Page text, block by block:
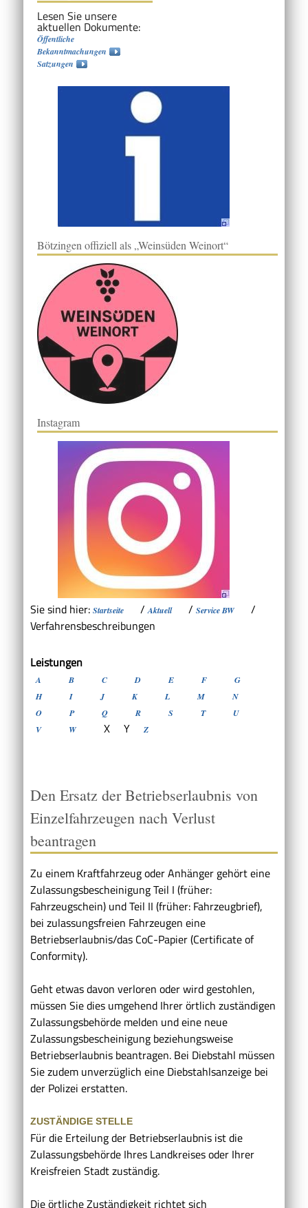
Lesen Sie unsere
aktuellen Dokumente:
Öffentliche
Bekanntmachungen
Satzungen
Bötzingen offiziell als „Weinsüden Weinort“
Instagram
Sie sind hier: Startseite /Aktuell / Service BW
/
Verfahrensbeschreibungen
Leistungen
A B C D E F
G
H
I J K L M
N
O
P Q R S T
U
V
W X Y Z
Den Ersatz der Betriebserlaubnis von
Einzelfahrzeugen nach Verlust
beantragen
Zu einem Kraftfahrzeug oder Anhänger gehört eine
Zulassungsbescheinigung Teil I (früher:
Fahrzeugschein) und Teil II (früher: Fahrzeugbrief),
bei zulassungsfreien Fahrzeugen eine
Betriebserlaubnis/das CoC-Papier (Certificate of
Conformity).
Geht etwas davon verloren oder wird gestohlen,
müssen Sie dies umgehend Ihrer örtlich zuständigen
Zulassungsbehörde melden und eine neue
Zulassungsbescheinigung beziehungsweise
Betriebserlaubnis beantragen. Bei Diebstahl müssen
Sie zudem unverzüglich eine Diebstahlsanzeige bei
der Polizei erstatten.
ZUSTÄNDIGE STELLE
Für die Erteilung der Betriebserlaubnis ist die
Zulassungsbehörde Ihres Landkreises oder Ihrer
Kreisfreien Stadt zuständig.
Die örtliche Zuständigkeit richtet sich